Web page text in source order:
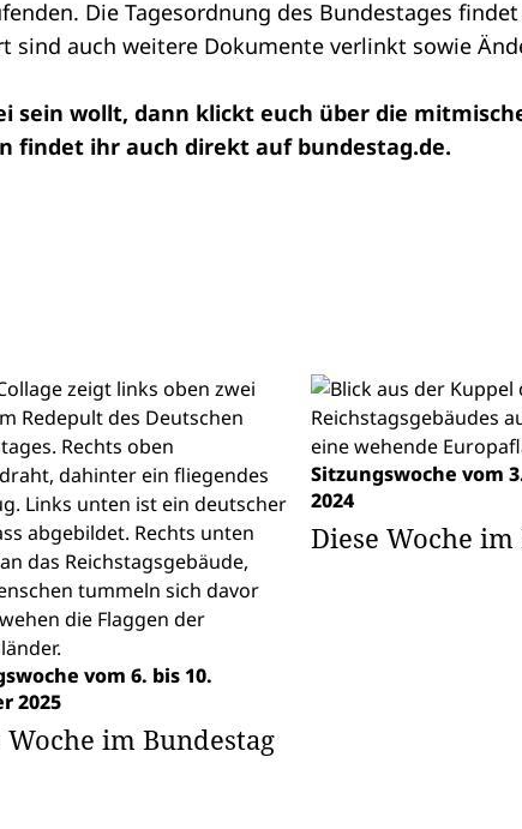
Die Tagesordnung des Bundestages
sind auch weitere Dokumente verlinkt sowie
sein wollt, dann klickt euch über die
findet ihr auch direkt auf bundestag.de.
vom 6. bis 10.
2025
Woche im Bundestag
Sitzungswoche vom
2024
Diese Woche